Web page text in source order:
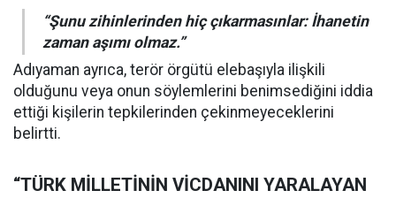
“Şunu zihinlerinden hiç çıkarmasınlar: İhanetin
zaman aşımı olmaz.”
Adıyaman ayrıca, terör örgütü elebaşıyla ilişkili
olduğunu veya onun söylemlerini benimsediğini iddia
ettiği kişilerin tepkilerinden çekinmeyeceklerini
belirtti.
“TÜRK MİLLETİNİN VİCDANINI YARALAYAN